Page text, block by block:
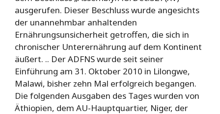
ausgerufen. Dieser Beschluss wurde angesichts
der unannehmbar anhaltenden
Ernährungsunsicherheit getroffen, die sich in
chronischer Unterernährung auf dem Kontinent
äußert. .. Der ADFNS wurde seit seiner
Einführung am 31. Oktober 2010 in Lilongwe,
Malawi, bisher zehn Mal erfolgreich begangen.
Die folgenden Ausgaben des Tages wurden von
Äthiopien, dem AU-Hauptquartier, Niger, der